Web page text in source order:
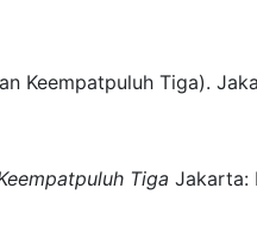
Keempatpuluh Tiga).
Tiga Jakarta: